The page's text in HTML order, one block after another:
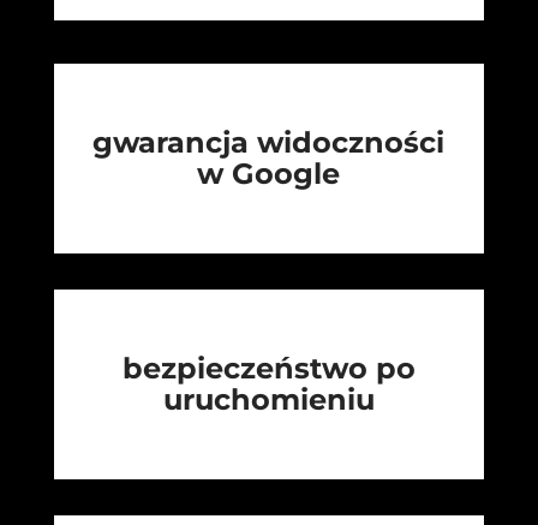
gwarancja widoczności
w Google
bezpieczeństwo po
uruchomieniu